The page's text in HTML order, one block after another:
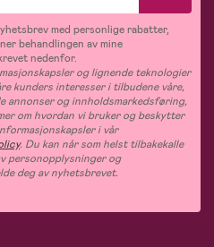
med personlige rabatter,
behandlingen av mine
nedenfor.
og lignende teknologier
kunders interesser i tilbudene våre,
annonser og innholdsmarkedsføring,
om hvordan vi bruker og beskytter
i vår
. Du kan når som helst tilbakekalle
personopplysninger og
deg av nyhetsbrevet.